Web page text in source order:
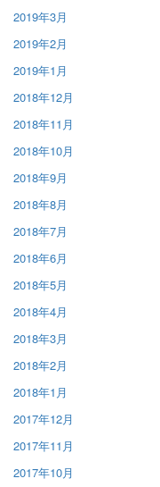
2019年3月
2019年2月
2019年1月
2018年12月
2018年11月
2018年10月
2018年9月
2018年8月
2018年7月
2018年6月
2018年5月
2018年4月
2018年3月
2018年2月
2018年1月
2017年12月
2017年11月
2017年10月